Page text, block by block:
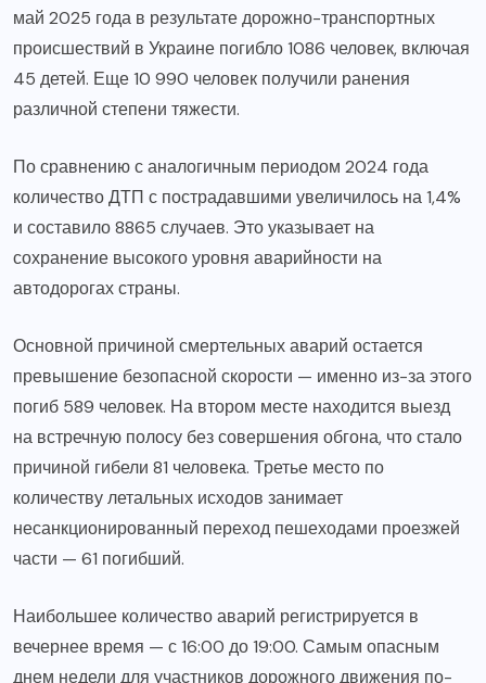
май 2025 года в результате дорожно-транспортных
происшествий в Украине погибло 1086 человек, включая
45 детей. Еще 10 990 человек получили ранения
различной степени тяжести.
По сравнению с аналогичным периодом 2024 года
количество ДТП с пострадавшими увеличилось на 1,4%
и составило 8865 случаев. Это указывает на
сохранение высокого уровня аварийности на
автодорогах страны.
Основной причиной смертельных аварий остается
превышение безопасной скорости — именно из-за этого
погиб 589 человек. На втором месте находится выезд
на встречную полосу без совершения обгона, что стало
причиной гибели 81 человека. Третье место по
количеству летальных исходов занимает
несанкционированный переход пешеходами проезжей
части — 61 погибший.
Наибольшее количество аварий регистрируется в
вечернее время — с 16:00 до 19:00. Самым опасным
днем недели для участников дорожного движения по-